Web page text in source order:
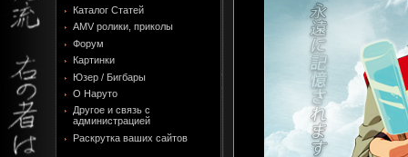
Каталог Статей
AMV ролики, приколы
Форум
Картинки
Юзер / Бигбары
О Наруто
Другое и связь с
администрацией
Раскрутка ваших сайтов